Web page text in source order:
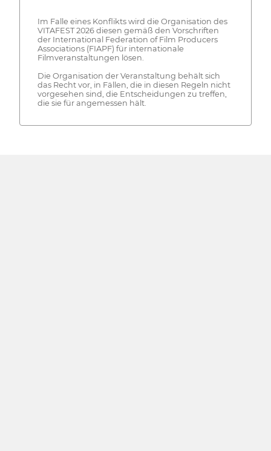
Im Falle eines Konflikts wird die Organisation des
VITAFEST 2026 diesen gemäß den Vorschriften
der International Federation of Film Producers
Associations (FIAPF) für internationale
Filmveranstaltungen lösen.
Die Organisation der Veranstaltung behält sich
das Recht vor, in Fällen, die in diesen Regeln nicht
vorgesehen sind, die Entscheidungen zu treffen,
die sie für angemessen hält.